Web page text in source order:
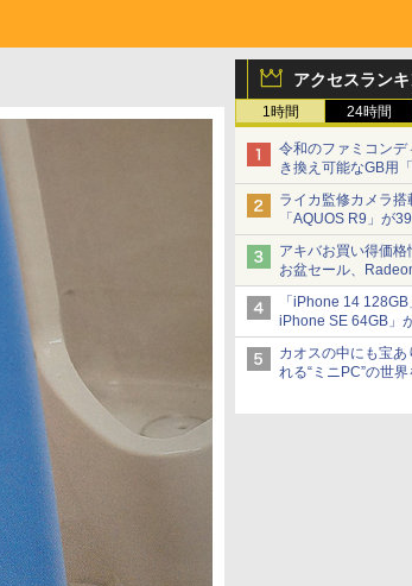
アクセスラン
1時間 24時間
令和のファミコン
き換え可能なGB用
ム」
ライカ監修カメラ
「AQUOS R9」が
アキバお買い得価格
お盆セール、
円、水平周波数
9,801円、暑さ指数
「iPhone 14
iPhone SE 64GB」
セール
カオスの中にも宝
れる“ミニPC”の世
仕様や特徴を整理